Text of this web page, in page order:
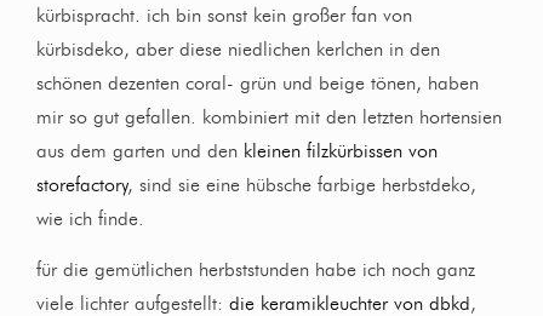
kürbispracht. ich bin sonst kein großer fan von
kürbisdeko, aber diese niedlichen kerlchen in den
schönen dezenten coral- grün und beige tönen, haben
mir so gut gefallen. kombiniert mit den letzten hortensien
aus dem garten und den kleinen filzkürbissen von
storefactory, sind sie eine hübsche farbige herbstdeko,
wie ich finde.
für die gemütlichen herbststunden habe ich noch ganz
viele lichter aufgestellt: die keramikleuchter von dbkd ,